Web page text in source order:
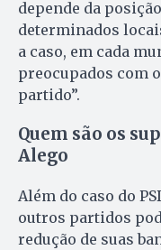
depende da
determinados
a caso, em cada
preocupados com
partido”.
Quem são os
Alego
Além do caso do
outros partidos
redução de suas